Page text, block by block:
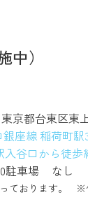
）
東京都台東区東
座線 稲荷町
入谷口から徒歩
駐車場 なし
ております。 ※